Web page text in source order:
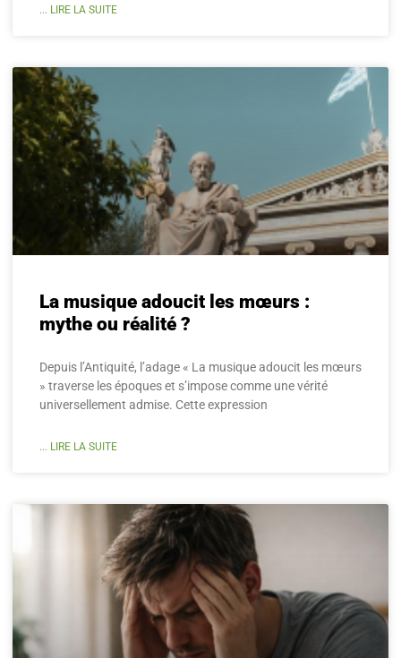
... LIRE LA SUITE
La musique adoucit les mœurs :
mythe ou réalité ?
Depuis l’Antiquité, l’adage « La musique adoucit les mœurs
» traverse les époques et s’impose comme une vérité
universellement admise. Cette expression
... LIRE LA SUITE